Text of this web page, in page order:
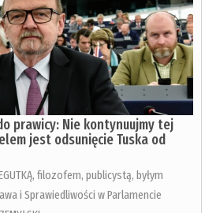
prawicy: Nie kontynuujmy tej
jest odsunięcie Tuska od
filozofem, publicystą, byłym
i Sprawiedliwości w Parlamencie